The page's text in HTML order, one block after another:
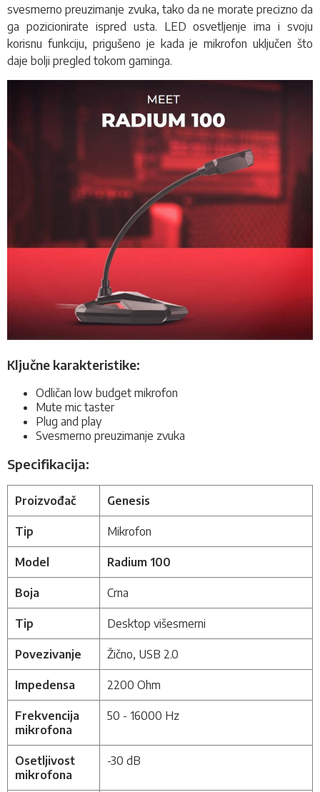
svesmerno preuzimanje zvuka, tako da ne morate precizno da
ga pozicionirate ispred usta. LED osvetljenje ima i svoju
korisnu funkciju, prigušeno je kada je mikrofon uključen što
daje bolji pregled tokom gaminga.
Ključne karakteristike:
Odličan low budget mikrofon
Mute mic taster
Plug and play
Svesmerno preuzimanje zvuka
Specifikacija:
Proizvođač Genesis
Tip Mikrofon
Model Radium 100
Boja Crna
Tip Desktop višesmerni
Povezivanje Žično, USB 2.0
Impedensa 2200 Ohm
Frekvencija
mikrofona
50 - 16000 Hz
Osetljivost
mikrofona
-30 dB